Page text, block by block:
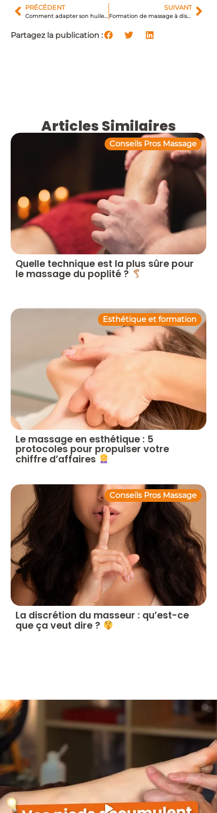
PRÉCÉDENT
Comment adapter son huile au massage ?
SUIVANT
Formation de massage à distance : Les limites
Partagez la publication :
Articles Similaires
Conseils Pros Massage
Quelle technique est la plus sûre pour
le massage du poplité ?
Esthétique et formation
Le massage en esthétique : 5
protocoles pour propulser votre
chiffre d’affaires
Conseils Pros Massage
La discrétion du masseur : qu’est-ce
que ça veut dire ?